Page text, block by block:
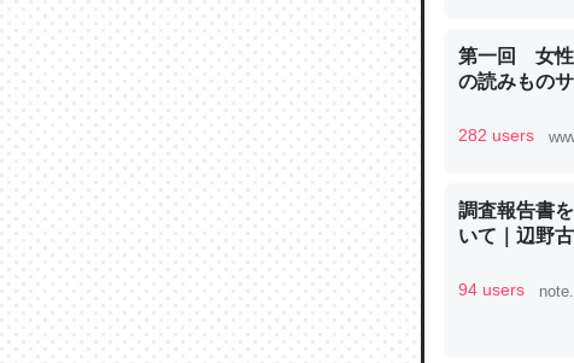
これを元に
─ニュース :: 【
第一回 女性
の読みものサ
282 users
調査報告書
いて｜辺野
94 users